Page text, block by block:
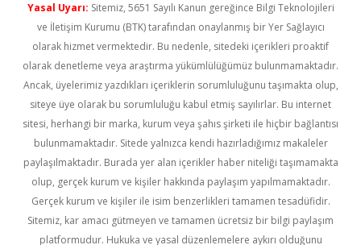
Yasal Uyarı: Sitemiz, 5651 Sayılı Kanun gereğince Bilgi Teknolojileri
ve İletişim Kurumu (BTK) tarafından onaylanmış bir Yer Sağlayıcı
olarak hizmet vermektedir. Bu nedenle, sitedeki içerikleri proaktif
olarak denetleme veya araştırma yükümlülüğümüz bulunmamaktadır.
Ancak, üyelerimiz yazdıkları içeriklerin sorumluluğunu taşımakta olup,
siteye üye olarak bu sorumluluğu kabul etmiş sayılırlar. Bu internet
sitesi, herhangi bir marka, kurum veya şahıs şirketi ile hiçbir bağlantısı
bulunmamaktadır. Sitede yalnızca kendi hazırladığımız makaleler
paylaşılmaktadır. Burada yer alan içerikler haber niteliği taşımamakta
olup, gerçek kurum ve kişiler hakkında paylaşım yapılmamaktadır.
Gerçek kurum ve kişiler ile isim benzerlikleri tamamen tesadüfidir.
Sitemiz, kar amacı gütmeyen ve tamamen ücretsiz bir bilgi paylaşım
platformudur. Hukuka ve yasal düzenlemelere aykırı olduğunu